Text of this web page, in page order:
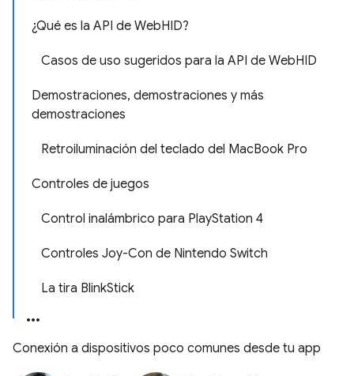
¿Qué es la API de WebHID?
Casos de uso sugeridos para la API de WebHID
Demostraciones, demostraciones y más
demostraciones
Retroiluminación del teclado del MacBook Pro
Controles de juegos
Control inalámbrico para PlayStation 4
Controles Joy-Con de Nintendo Switch
La tira BlinkStick
Conexión a dispositivos poco comunes desde tu app